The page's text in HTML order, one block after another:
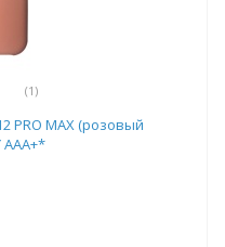
(1)
PRO MAX (розовый